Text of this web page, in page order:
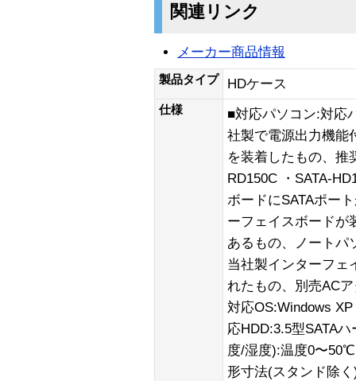
関連リンク
メーカー商品情報
製品タイプ HDケース
仕様
■対応パソコン:対応
社製で電源出力機能
を装着したもの、推
RD150C ・SATA-
ボードにSATAポー
ーフェイスボードが
あるもの、ノートパ
当社製インターフェ
れたもの、別売AC
対応OS:Windows
応HDD:3.5型SATA
度/湿度):温度0〜
形寸法(スタンド除